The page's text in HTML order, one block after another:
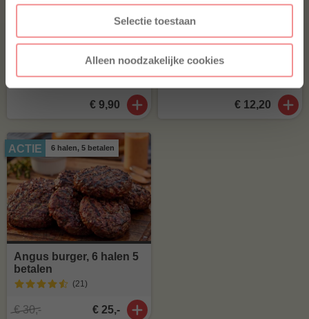
Selectie toestaan
Alleen noodzakelijke cookies
Spareribs met ketting
extra dik bevleesd
€ 9,90
Iberico ribfingers
(31)
€ 12,20
ACTIE 6 halen, 5 betalen
Angus burger, 6 halen 5
betalen
(21 )
€ 30,- € 25,-